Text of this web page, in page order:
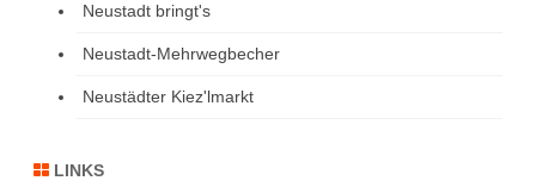
Neustadt bringt's
Neustadt-Mehrwegbecher
Neustädter Kiez'lmarkt
LINKS